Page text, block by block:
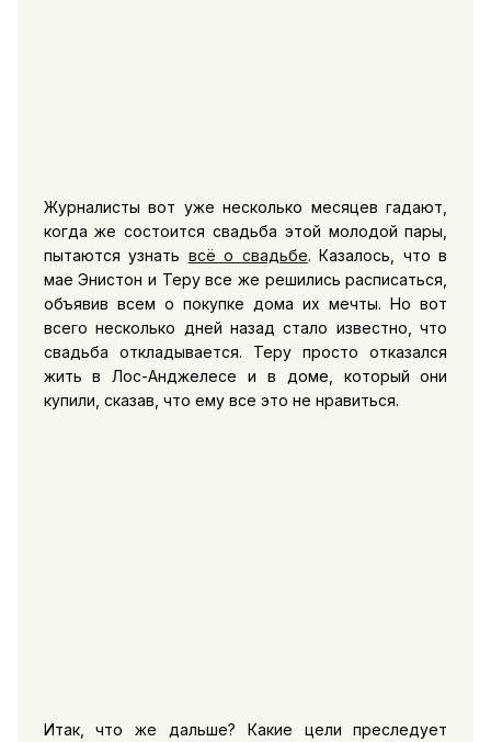
Журналисты вот уже несколько месяцев гадают,
когда же состоится свадьба этой молодой пары,
пытаются узнать всё о свадьбе. Казалось, что в
мае Энистон и Теру все же решились расписаться,
объявив всем о покупке дома их мечты. Но вот
всего несколько дней назад стало известно, что
свадьба откладывается. Теру просто отказался
жить в Лос-Анджелесе и в доме, который они
купили, сказав, что ему все это не нравиться.
Итак, что же дальше? Какие цели преследует